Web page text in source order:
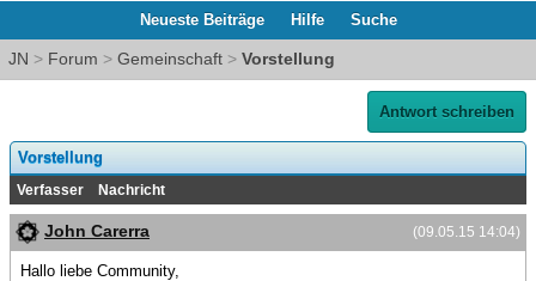
Neueste Beiträge Hilfe Suche
JN > Forum > Gemeinschaft > Vorstellung
Antwort schreiben
Vorstellung
Verfasser Nachricht
(09.05.15 14:04)
John Carerra
Hallo liebe Community,